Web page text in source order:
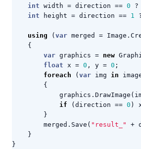
int width = direction == 0 ?
int
height = direction == 1
using ( var merged = Image .
{
var graphics = new
float x = 0 , y = 0 ;
foreach
( var img in
{
graphics . DrawImage (
if
( direction == 0 )
}
merged . Save ( "result_" +
}
}